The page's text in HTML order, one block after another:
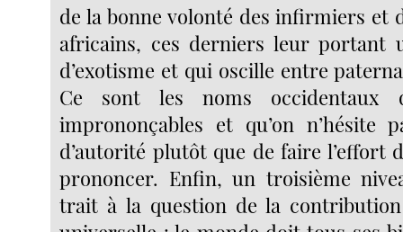
de la bonne volonté des infirmiers et
africains, ces derniers leur portant
d’exotisme et qui oscille entre
Ce sont les noms occidentaux
imprononçables et qu’on n’hésite
d’autorité plutôt que de faire l’effort
prononcer. Enfin, un troisième
trait à la question de la